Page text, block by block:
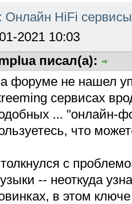
Онлайн HiFi
2021 10:03
писал(а):
форуме не нашел
сервисах
... "онлайн-
что
с
-- неоткуда
в этом